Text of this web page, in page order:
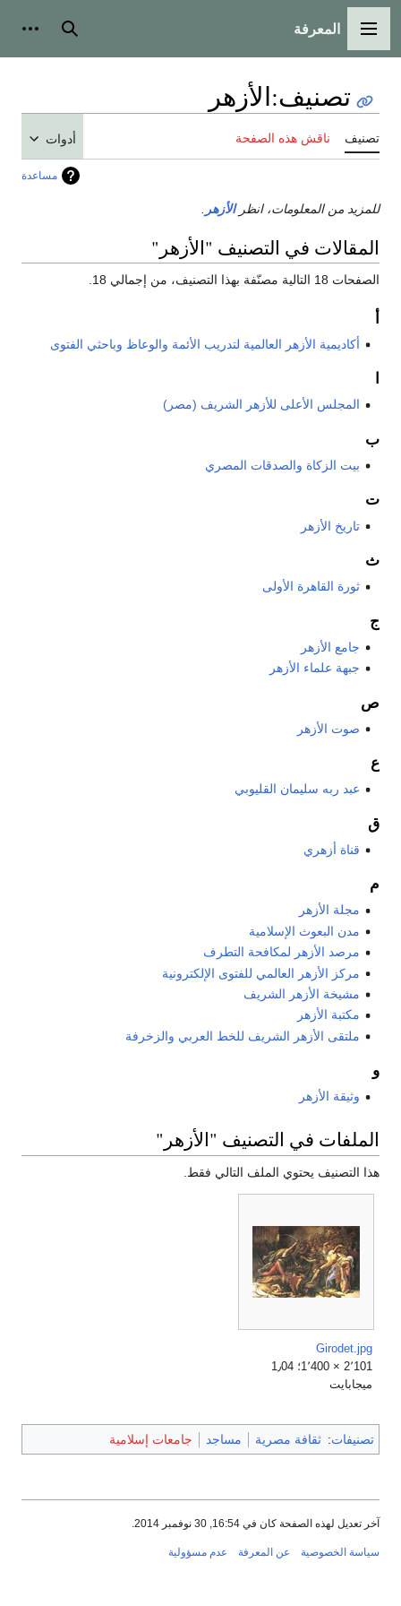
القائمة الرئيسية
المعرفة بحث
تصنيف:الأزهر
تصنيف ناقش هذه الصفحة أدوات
مساعدة
للمزيد من المعلومات، انظرالأزهر
المقالات في التصنيف "الأزهر"
الصفحات 18 التالية مصنّفة بهذا التصنيف، من إجمالي 18.
أكاديمية الأزهر العالمية لتدريب الأئمة والوعاظ وباحثي الفتوى
المجلس الأعلى للأزهر الشريف (مصر)
ب
بيت الزكاة والصدقات المصري
ت
تاريخ الأزهر
ث
ثورة القاهرة الأولى
ج
جامع الأزهر
جبهة علماء الأزهر
ص
صوت الأزهر
ع
عبد ربه سليمان القليوبي
ق
قناة أزهري
م
مجلة الأزهر
مدن البعوث الإسلامية
مرصد الأزهر لمكافحة التطرف
مركز الأزهر العالمي للفتوى الإلكترونية
مشيخة الأزهر الشريف
مكتبة الأزهر
ملتقى الأزهر الشريف للخط العربي والزخرفة
و
وثيقة الأزهر
الملفات في التصنيف "الأزهر"
هذا التصنيف يحتوي الملف التالي فقط.
Girodet.jpg
2٬101 × 1٬400؛ 1٫04
ميجابايت
تصنيفات: ثقافة مصرية مساجد جامعات إسلامية
آخر تعديل لهذه الصفحة كان في 16:54, 30 نوفمبر 2014.
سياسة الخصوصية عن المعرفة عدم مسؤولية